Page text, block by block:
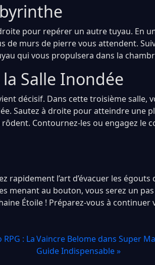
pour repérer un autre tuyau. En
de murs de pierre vous attendent.
qui vous propulsera dans la
Salle Inondée
décisif. Dans cette troisième salle,
Sautez à droite pour atteindre une
Contournez-les ou engagez le
rapidement l’art d’évacuer les égouts
menant au bouton, vous serez un
Étoile ! Préparez-vous à continuer
: LaVaincre Belome dans Super
Guide Indispensable »